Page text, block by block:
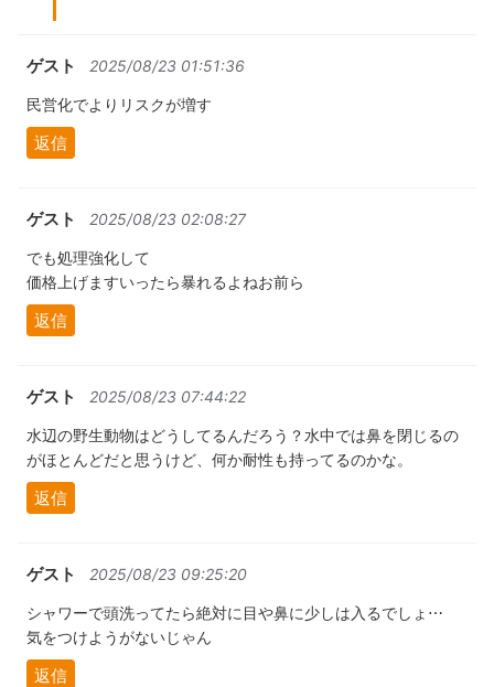
ゲスト 2025/08/23 01:51:36
民営化でよりリスクが増す
返信
ゲスト 2025/08/23 02:08:27
でも処理強化して
価格上げますいったら暴れるよねお前ら
返信
ゲスト 2025/08/23 07:44:22
水辺の野生動物はどうしてるんだろう？水中では鼻を閉じるの
がほとんどだと思うけど、何か耐性も持ってるのかな。
返信
ゲスト 2025/08/23 09:25:20
シャワーで頭洗ってたら絶対に目や鼻に少しは入るでしょ⋯
気をつけようがないじゃん
返信